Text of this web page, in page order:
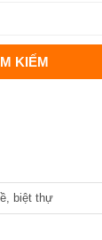
biệt thự